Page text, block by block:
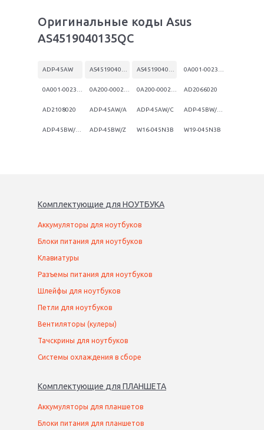
Оригинальные коды Asus
AS4519040135QC
ADP-45AW
AD2066020
AD2108020 ADP-45AW/A ADP-45AW/C
ADP-45BW/Z W16-045N3B W19-045N3B
Комплектующие для НОУТБУКА
Аккумуляторы для ноутбуков
Блоки питания для ноутбуков
Клавиатуры
Разъемы питания для ноутбуков
Шлейфы для ноутбуков
Петли для ноутбуков
Вентиляторы (кулеры)
Тачскрины для ноутбуков
Системы охлаждения в сборе
Комплектующие для ПЛАНШЕТА
Аккумуляторы для планшетов
Блоки питания для планшетов